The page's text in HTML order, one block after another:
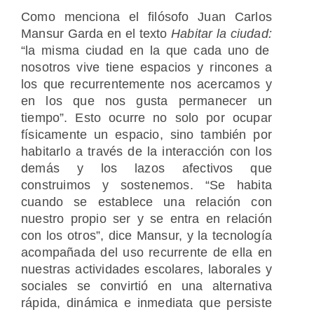
Como menciona el filósofo Juan Carlos
Mansur Garda en el texto Habitar la ciudad:
“la misma ciudad en la que cada uno de
nosotros vive tiene espacios y rincones a
los que recurrentemente nos acercamos y
en los que nos gusta permanecer un
tiempo”. Esto ocurre no solo por ocupar
físicamente un espacio, sino también por
habitarlo a través de la interacción con los
demás y los lazos afectivos que
construimos y sostenemos. “Se habita
cuando se establece una relación con
nuestro propio ser y se entra en relación
con los otros”, dice Mansur, y la tecnología
acompañada del uso recurrente de ella en
nuestras actividades escolares, laborales y
sociales se convirtió en una alternativa
rápida, dinámica e inmediata que persiste